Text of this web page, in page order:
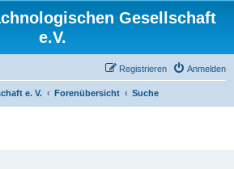
Gesellschaft
e.V.
Anmelden
Registrieren
e. V. Forenübersicht Suche